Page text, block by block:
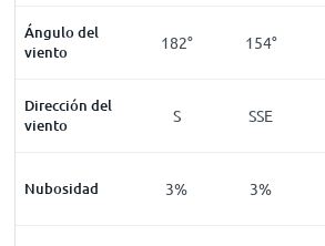
Ángulo del
viento
182° 154°
Dirección del
viento
S SSE
Nubosidad 3% 3%